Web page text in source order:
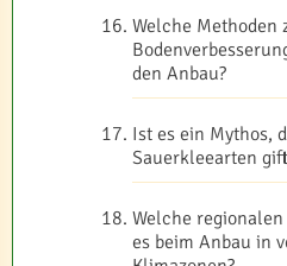
Welche Methoden
den Anbau?
Ist es ein Mythos,
Sauerkleearten
Welche
es beim Anbau in